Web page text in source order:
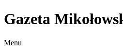
Gazeta
Menu